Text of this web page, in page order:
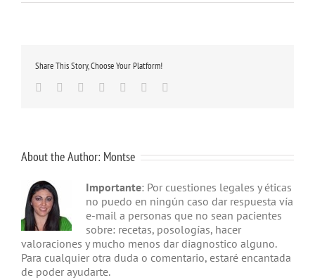
Share This Story, Choose Your Platform!
Facebook
TwitterLinkedinGoogle+
TumblrPinterest
About the Author: Montse
Importante: Por cuestiones legales y éticas
no puedo en ningún caso dar respuesta vía
e-mail a personas que no sean pacientes
sobre: recetas, posologías, hacer
valoraciones y mucho menos dar diagnostico alguno.
Para cualquier otra duda o comentario, estaré encantada
de poder ayudarte.